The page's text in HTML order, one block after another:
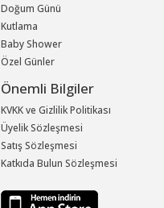
Doğum Günü
Kutlama
Baby Shower
Özel Günler
Önemli Bilgiler
KVKK ve Gizlilik Politikası
Üyelik Sözleşmesi
Satış Sözleşmesi
Katkıda Bulun Sözleşmesi